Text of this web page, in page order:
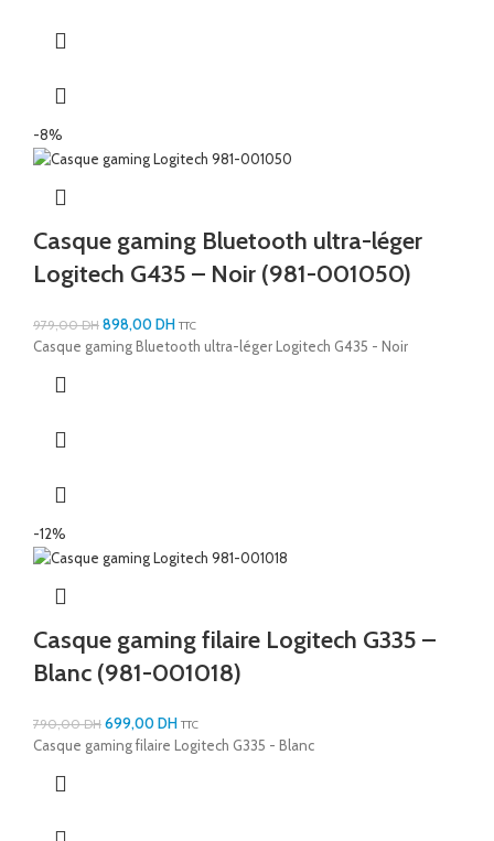
-8%
Casque gaming Bluetooth ultra-léger
Logitech G435 – Noir (981-001050)
979,00DH 898,00DH TTC
Casque gaming Bluetooth ultra-léger Logitech G435 - Noir
-12%
Casque gaming filaire Logitech G335 –
Blanc (981-001018)
790,00DH 699,00DH TTC
Casque gaming filaire Logitech G335 - Blanc